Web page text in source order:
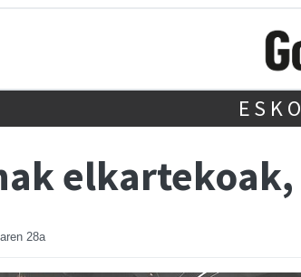
elkartekoak,
28a